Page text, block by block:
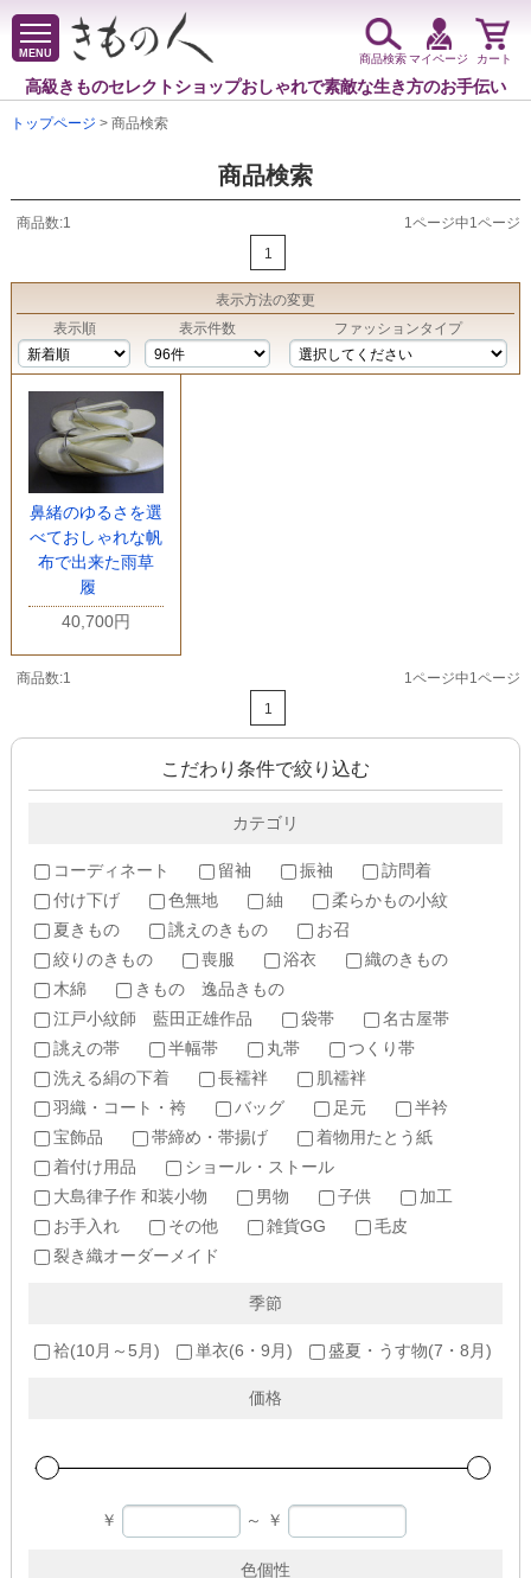
MENU
高級きものセレクトショップおしゃれで素敵な生き方のお手伝い
商品検索マイページ カート
トップページ > 商品検索
商品検索
商品数:1
1ページ中1ページ
1
表示方法の変更
表示順
表示件数 ファッションタイプ
鼻緒のゆるさを選
べておしゃれな帆
布で出来た雨草
履
40,700円
商品数:1
1ページ中1ページ
1
こだわり条件で絞り込む
カテゴリ
コーディネート 留袖 振袖
訪問着
付け下げ
色無地 紬
柔らかもの小紋
夏きもの
誂えのきもの
お召
絞りのきもの
喪服 浴衣
織のきもの
木綿
きもの 逸品きもの
江戸小紋師 藍田正雄作品
袋帯
名古屋帯
誂えの帯
半幅帯 丸帯
つくり帯
洗える絹の下着
長襦袢
肌襦袢
羽織・コート・袴
バッグ 足元
半衿
宝飾品
帯締め・帯揚げ
着物用たとう紙
着付け用品
ショール・ストール
大島律子作 和装小物
男物 子供
加工
お手入れ
その他 雑貨GG
毛皮
裂き織オーダーメイド
季節
袷(10月～5月) 単衣(6・9月) 盛夏・うす物(7・8月)
価格
￥ ～ ￥
色個性